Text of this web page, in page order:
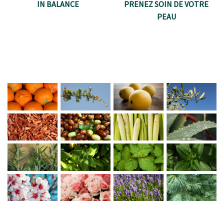
IN BALANCE
PRENEZ SOIN DE VOTRE
PEAU